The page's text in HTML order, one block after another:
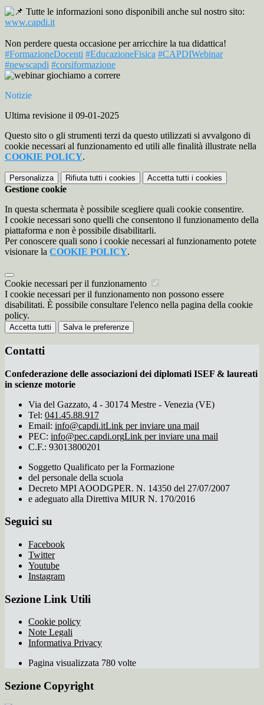
Tutte le informazioni sono disponibili anche sul nostro sito:
www.capdi.it
Non perdere questa occasione per arricchire la tua didattica!
#FormazioneDocenti #EducazioneFisica #CAPDIWebinar
#newscapdi #corsiformazione
Notizie
Ultima revisione il 09-01-2025
Questo sito o gli strumenti terzi da questo utilizzati si avvalgono di
cookie necessari al funzionamento ed utili alle finalità illustrate nella
COOKIE POLICY.
Personalizza Rifiuta tutti i cookies Accetta tutti i cookies
Gestione cookie
In questa schermata è possibile scegliere quali cookie consentire.
I cookie necessari sono quelli che consentono il funzionamento della
piattaforma e non è possibile disabilitarli.
Per conoscere quali sono i cookie necessari al funzionamento potete
visionare la COOKIE POLICY.
Cookie necessari per il funzionamento
I cookie necessari per il funzionamento non possono essere
disabilitati. È possibile consultare l'elenco nella pagina della cookie
policy.
Accetta tutti Salva le preferenze
Contatti
Confederazione delle associazioni dei diplomati ISEF & laureati
in scienze motorie
Via del Gazzato, 4 - 30174 Mestre - Venezia (VE)
Tel: 041.45.88.917
Email: info@capdi.itLink per inviare una mail
PEC: info@pec.capdi.orgLink per inviare una mail
C.F.: 93013800201
Soggetto Qualificato per la Formazione
del personale della scuola
Decreto MPI AOODGPER. N. 14350 del 27/07/2007
e adeguato alla Direttiva MIUR N. 170/2016
Seguici su
Facebook
Twitter
Youtube
Instagram
Sezione Link Utili
Cookie policy
Note Legali
Informativa Privacy
Pagina visualizzata 780 volte
Sezione Copyright